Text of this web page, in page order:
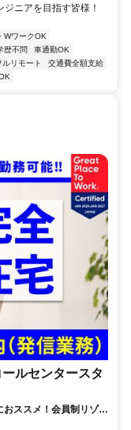
ニアを目指す皆様！
WワークOK
歴不問
車通勤OK
ルリモート
交通費全額支給
ルセンタースタ
おススメ！会員制リゾー
万円以上も可能！